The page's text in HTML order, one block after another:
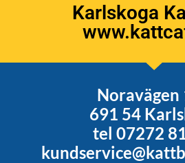
Karlskoga
Noravägen
691 54
tel 07272